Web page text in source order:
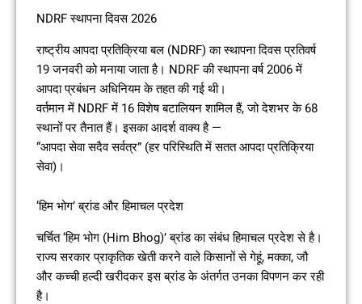
NDRF स्थापना दिवस 2026
राष्ट्रीय आपदा प्रतिक्रिया बल (NDRF) का स्थापना दिवस प्रतिवर्ष
19 जनवरी को मनाया जाता है। NDRF की स्थापना वर्ष 2006 में
आपदा प्रबंधन अधिनियम के तहत की गई थी।
वर्तमान में NDRF में 16 विशेष बटालियन शामिल हैं, जो देशभर के 68
स्थानों पर तैनात हैं। इसका आदर्श वाक्य है —
“आपदा सेवा सदैव सर्वत्र” (हर परिस्थिति में सतत आपदा प्रतिक्रिया
सेवा)।
‘हिम भोग’ ब्रांड और हिमाचल प्रदेश
चर्चित ‘हिम भोग (Him Bhog)’ ब्रांड का संबंध हिमाचल प्रदेश से है।
राज्य सरकार प्राकृतिक खेती करने वाले किसानों से गेहूं, मक्का, जौ
और कच्ची हल्दी खरीदकर इस ब्रांड के अंतर्गत उनका विपणन कर रही
है।